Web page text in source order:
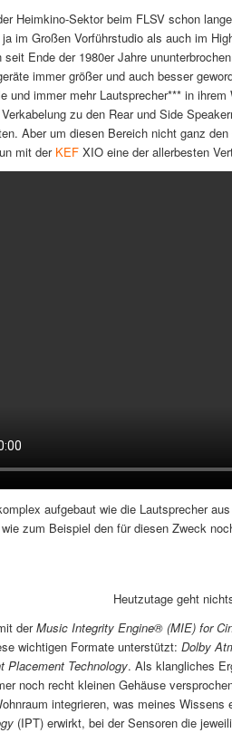
Heimkino-Sektor beim FLSV schon
im Großen Vorführstudio als auch im
seit Ende der 1980er Jahre
immer größer und auch besser
und immer mehr Lautsprecher*** in
zu den Rear und Side
Aber um diesen Bereich nicht ganz
mit der KEF XIO eine der allerbesten
aufgebaut wie die Lautsprecher
zum Beispiel den für diesen Zweck
Heutzutage geht
derMusic Integrity Engine® (MIE) for
wichtigen Formate unterstützt: Dolby
Placement Technology. Als klangliches
noch recht kleinen Gehäuse
integrieren, was meines
(IPT) erwirkt, bei der Sensoren die